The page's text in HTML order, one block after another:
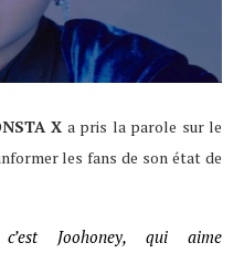
X a pris la parole sur le
les fans de son état de
c’est Joohoney, qui aime